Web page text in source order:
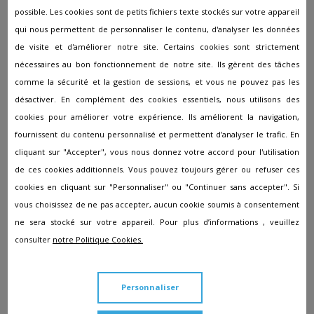
En France, le coût des funérailles s’élève en moyenne à4
100 € pour une inhumation et à 3 700 € pour une
Certaines offres sont imposées comme la mise en bière
dans un cercueil avec quatre poignées ou l'utilisation d'un
véhicule agréé avec chauffeur pour le transfert du corps
tandis que d’autres sont facultatives et résultent de vos
besoins (soins de conservation, travaux de marbrerie,
faire-part de décès, acquisition d'une concession en
cimetière…).
Pompes Funèbres Duthil-Mazens
propose
d’effectuer des devis sur mesure en fonction de vos
Emplacement de l’agence
possible. Les cookies sont de petits fichiers texte stockés sur votre appareil
qui nous permettent de personnaliser le contenu, d'analyser les données
de visite et d'améliorer notre site. Certains cookies sont strictement
nécessaires au bon fonctionnement de notre site. Ils gèrent des tâches
comme la sécurité et la gestion de sessions, et vous ne pouvez pas les
désactiver. En complément des cookies essentiels, nous utilisons des
cookies pour améliorer votre expérience. Ils améliorent la navigation,
fournissent du contenu personnalisé et permettent d’analyser le trafic. En
cliquant sur "Accepter", vous nous donnez votre accord pour l'utilisation
de ces cookies additionnels. Vous pouvez toujours gérer ou refuser ces
cookies en cliquant sur "Personnaliser" ou "Continuer sans accepter". Si
vous choisissez de ne pas accepter, aucun cookie soumis à consentement
ne sera stocké sur votre appareil. Pour plus d’informations , veuillez
consulter notre Politique Cookies.
Personnaliser